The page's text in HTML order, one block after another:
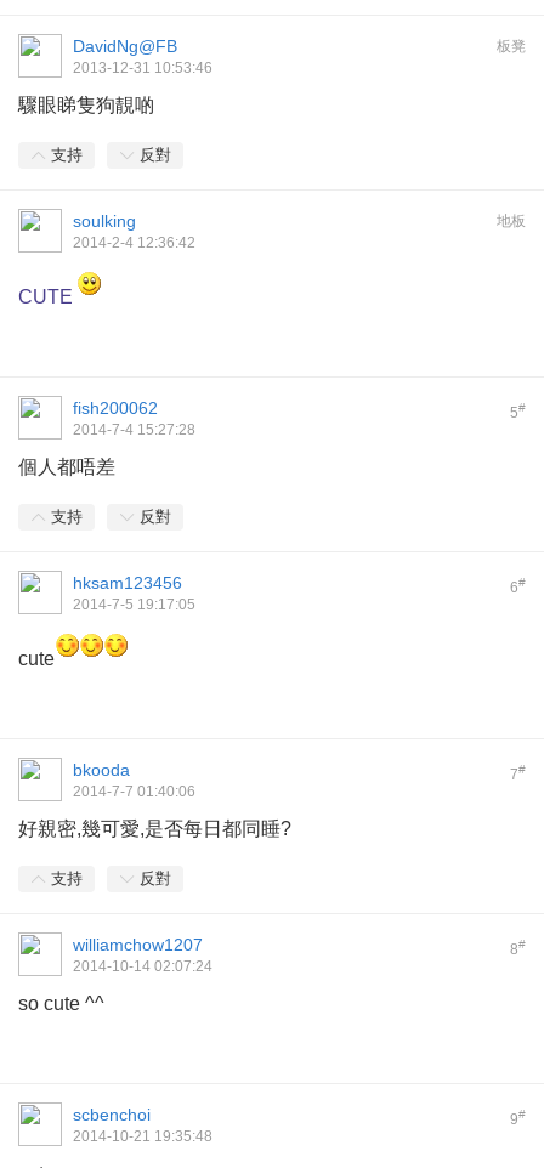
板凳
DavidNg@FB
2013-12-31 10:53:46
驟眼睇隻狗靚啲
支持 反對
地板
soulking
2014-2-4 12:36:42
CUTE
5#
fish200062
2014-7-4 15:27:28
個人都唔差
支持 反對
6#
hksam123456
2014-7-5 19:17:05
cute
7#
bkooda
2014-7-7 01:40:06
好親密,幾可愛,是否每日都同睡?
支持 反對
8#
williamchow1207
2014-10-14 02:07:24
so cute ^^
9#
scbenchoi
2014-10-21 19:35:48